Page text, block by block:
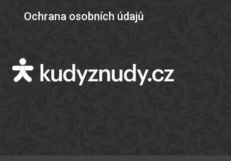
Ochrana osobních údajů